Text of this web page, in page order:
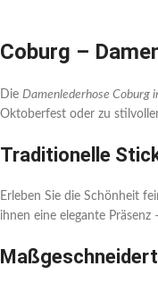
Coburg –
Die Damenlederhose Coburg
Oktoberfest oder zu
Traditionelle
Erleben Sie die Schönheit
ihnen eine elegante Präsenz